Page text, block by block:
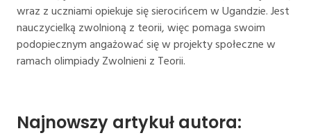
wraz z uczniami opiekuje się sierocińcem w Ugandzie. Jest
nauczycielką zwolnioną z teorii, więc pomaga swoim
podopiecznym angażować się w projekty społeczne w
ramach olimpiady Zwolnieni z Teorii.
Najnowszy artykuł autora: